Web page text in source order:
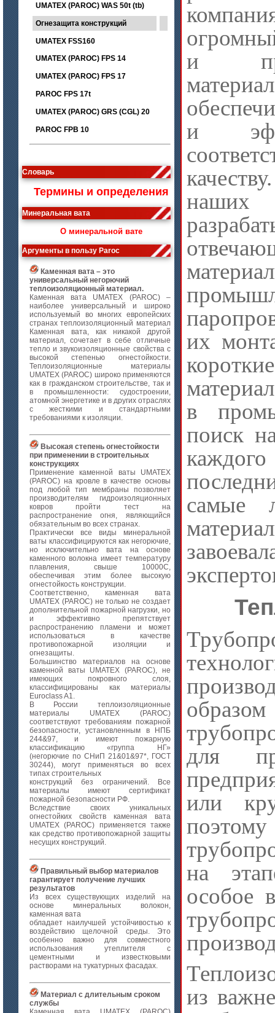
UMATEX (PAROC) WAS 50t (tb)
Огнезащита конструкций
UMATEX FSS160
UMATEX (PAROC) FPS 14
UMATEX (PAROC) FPS 17
PAROC FPS 17t
UMATEX (PAROC) GRS (CGL) 20
PAROC FPB 10
Словарь
Термины и определения
Минеральная вата
О минеральной вате
Аргументы в пользу Paroc
Каменная вата – это
универсальный негорючий
теплоизоляционный материал.
Каменная вата UMATEX (PAROC) –
наиболее универсальный и широко
используемый во многих европейских
странах теплоизоляционный материал
Каменная вата, как никакой другой
материал, сочетает в себе отличные
тепло и звукоизоляционные свойства с
высокой степенью огнестойкости.
Теплоизоляционные материалы
UMATEX (PAROC) широко применяются
как в гражданском строительстве, так и
в промышленности: судостроении,
атомной энергетике и в других отраслях
с жесткими и стандартными
требованиями к изоляции.
Высокая степень огнестойкости
при применении в строительных
конструкциях
Применение каменной ваты UMATEX
(PAROC) на кровле в качестве основы
под любой тип мембраны позволяет
производителям гидроизоляционных
ковров пройти тест на
распространение огня, являющийся
обязательным во всех странах.
Практически все виды минеральной
ваты классифицируются как негорючие,
но исключительно вата на основе
каменного волокна имеет температуру
плавления, свыше 10000C,
обеспечивая этим более высокую
огнестойкость конструкции.
Соответственно, каменная вата
UMATEX (PAROC) не только не создает
дополнительной пожарной нагрузки, но
и эффективно препятствует
распространению пламени и может
использоваться в качестве
противопожарной изоляции и
огнезащиты.
Большинство материалов на основе
каменной ваты UMATEX (PAROC), не
имеющих покровного слоя,
классифицированы как материалы
Euroclass A1.
В России теплоизоляционные
материалы UMATEX (PAROC)
соответствуют требованиям пожарной
безопасности, установленным в НПБ
244&97, и имеют пожарную
классификацию «группа НГ»
(негорючие по СНиП 21&01&97*, ГОСТ
30244), могут применяться во всех
типах строительных
конструкций без ограничений. Все
материалы имеют сертификат
пожарной безопасности РФ.
Вследствие своих уникальных
огнестойких свойств каменная вата
UMATEX (PAROC) применяется также
как средство противопожарной защиты
несущих конструкций.
Правильный выбор материалов
гарантирует получение лучших
результатов
Из всех существующих изделий на
основе минеральных волокон,
каменная вата
обладает наилучшей устойчивостью к
воздействию щелочной среды. Это
особенно важно для совместного
использования утеплителя с
цементными и известковыми
растворами на тукатурных фасадах.
Материал с длительным сроком
службы
и
и
наших
их
в
поиск
самые
для
или
на
особое
из